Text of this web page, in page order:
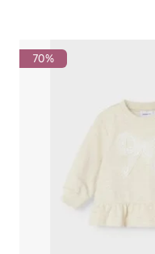
70%